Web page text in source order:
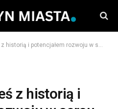
i potencjałem rozwoju w sercu Wielkopolski
z historią i